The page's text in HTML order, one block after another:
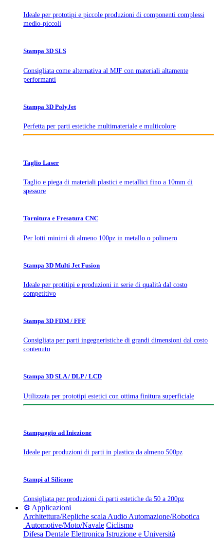
Ideale per prototipi e piccole produzioni di componenti complessi
medio-piccoli
Stampa 3D SLS
Consigliata come alternativa al MJF con materiali altamente
performanti
Stampa 3D PolyJet
Perfetta per parti estetiche multimateriale e multicolore
Taglio Laser
Taglio e piega di materiali plastici e metallici fino a 10mm di
spessore
Tornitura e Fresatura CNC
Per lotti minimi di almeno 100pz in metallo o polimero
Stampa 3D Multi Jet Fusion
Ideale per protitipi e produzioni in serie di qualità dal costo
competitivo
Stampa 3D FDM / FFF
Consigliata per parti ingegneristiche di grandi dimensioni dal costo
contenuto
Stampa 3D SLA / DLP / LCD
Utilizzata per prototipi estetici con ottima finitura superficiale
Stampaggio ad Iniezione
Ideale per produzioni di parti in plastica da almeno 500pz
Stampi al Silicone
Consigliata per produzioni di parti estetiche da 50 a 200pz
⚙️ Applicazioni
Architettura/Repliche scala Audio Automazione/Robotica
Automotive/Moto/Navale Ciclismo
Difesa Dentale Elettronica Istruzione e Università